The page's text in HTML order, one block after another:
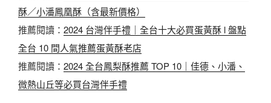
酥／小潘鳳凰酥（含最新價格）
推薦閱讀： 2024 台灣伴手禮｜全台十大必買蛋黃酥 l 盤點
全台 10 間人氣推薦蛋黃酥老店
推薦閱讀： 2024 全台鳳梨酥推薦 TOP 10｜佳德、小潘、
微熱山丘等必買台灣伴手禮